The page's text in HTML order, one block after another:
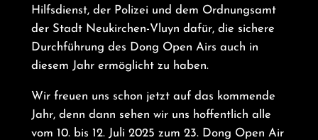
Hilfsdienst, der Polizei und dem Ordnungsamt
der Stadt Neukirchen-Vluyn dafür, die sichere
Durchführung des Dong Open Airs auch in
diesem Jahr ermöglicht zu haben.
Wir freuen uns schon jetzt auf das kommende
Jahr, denn dann sehen wir uns hoffentlich alle
vom 10. bis 12. Juli 2025 zum 23. Dong Open Air